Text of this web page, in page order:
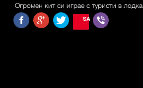
Огромен кит си играе с туристи в лодка
SAVE